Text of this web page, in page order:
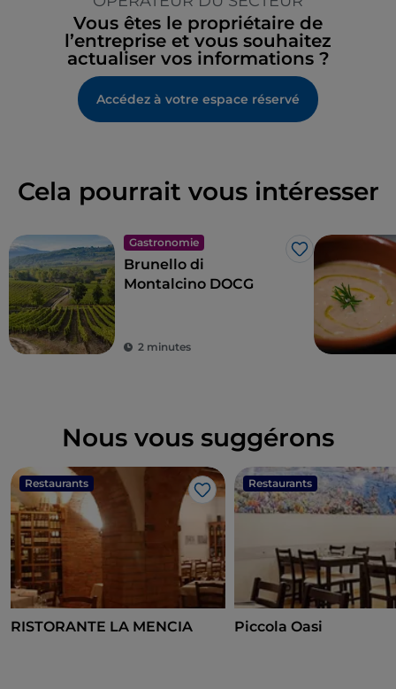
Vous êtes le propriétaire de
l’entreprise et vous souhaitez
actualiser vos informations ?
Accédez à votre espace réservé
Cela pourrait vous intéresser
Gastronomie
J’aime
Brunello di
Montalcino DOCG
2 minutes
Nous vous suggérons
Restaurants
J’aime
RISTORANTE LA MENCIA
Restaurants
Piccola Oasi